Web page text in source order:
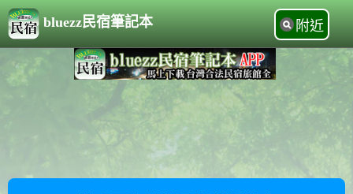
bluezz民宿筆記本 附近